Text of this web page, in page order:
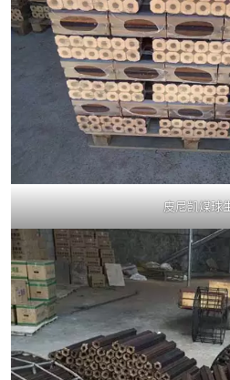
皮尼凯煤球